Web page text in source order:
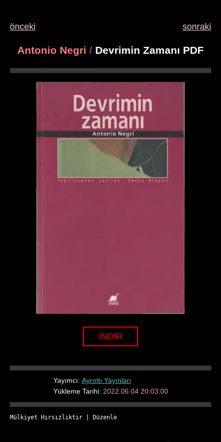
önceki sonraki
Antonio Negri / Devrimin Zamanı PDF
İNDİR
Yayımcı: Ayrıntı Yayınları
Yükleme Tarihi: 2022.06.04 20:03:00
Mülkiyet Hırsızlıktır Düzenle